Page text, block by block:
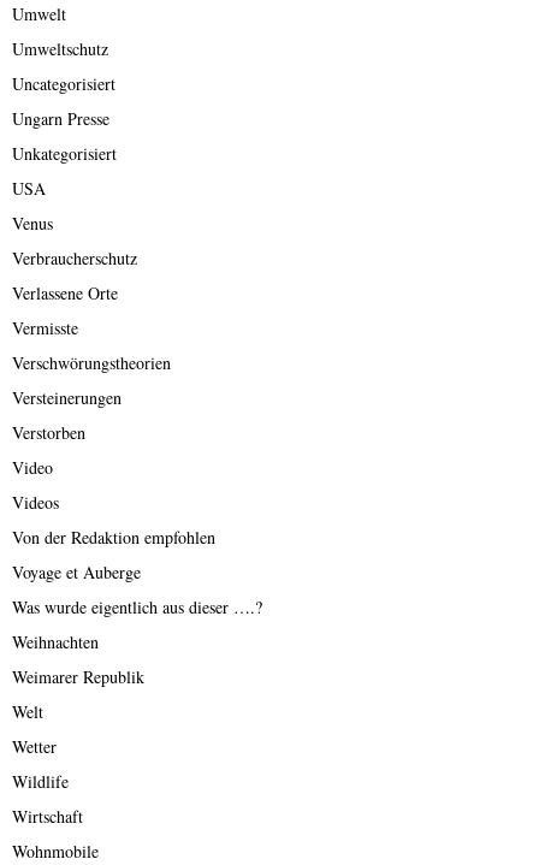
Umwelt
Umweltschutz
Uncategorisiert
Ungarn Presse
Unkategorisiert
USA
Venus
Verbraucherschutz
Verlassene Orte
Vermisste
Verschwörungstheorien
Versteinerungen
Verstorben
Video
Videos
Von der Redaktion empfohlen
Voyage et Auberge
Was wurde eigentlich aus dieser ….?
Weihnachten
Weimarer Republik
Welt
Wetter
Wildlife
Wirtschaft
Wohnmobile